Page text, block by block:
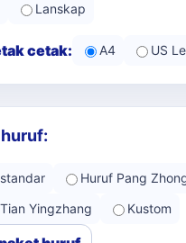
Lanskap
cetak: A4 US
Huruf Pang
Yingzhang
Kustom